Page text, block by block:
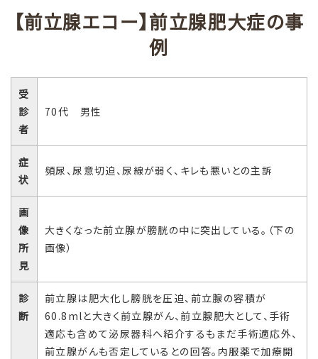
【前立腺エコー】前立腺肥大症の事
例
受
診
者
70代 男性
症
状
頻尿、尿意切迫、尿線が弱く、キレも悪いとの主訴
画
像
所
見
大きくなった前立腺が膀胱の中に突出している。（下の
画像）
診
断
前立腺は肥大化し膀胱を圧迫、前立腺の容積が
60.8mlと大きく前立腺がん、前立腺肥大として、手術
適応も含めて泌尿器科へ紹介するもまだ手術適応外、
前立腺がんも否定しているとの回答。内服薬で加療開